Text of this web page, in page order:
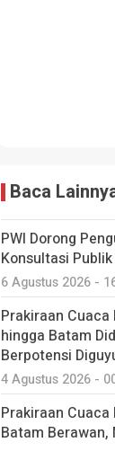
Baca
PWI Dorong
Konsultasi
6 Agustus 2026 -
Prakiraan Cuaca
hingga Batam
Berpotensi
4 Agustus 2026 -
Prakiraan
Batam Berawan,